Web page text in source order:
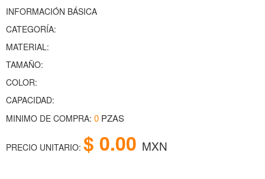
INFORMACIÓN BÁSICA
CATEGORÍA:
MATERIAL:
TAMAÑO:
COLOR:
CAPACIDAD:
MINIMO DE COMPRA: 0 PZAS
PRECIO UNITARIO: $ 0.00 MXN